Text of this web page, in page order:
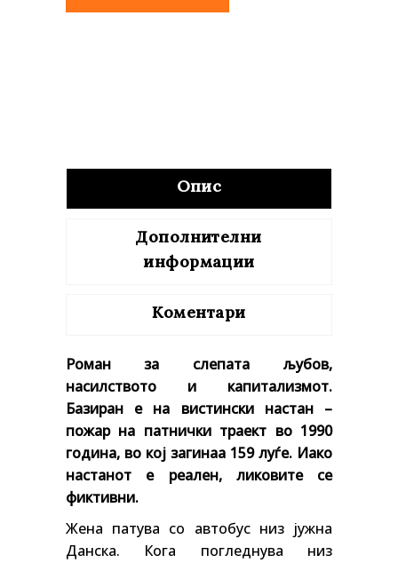
quantity
Опис
Дополнителни
информации
Коментари
Роман за слепата љубов,
насилството и капитализмот.
Базиран е на вистински настан –
пожар на патнички траект во 1990
година, во кој загинаа 159 луѓе. Иако
настанот е реален, ликовите се
фиктивни.
Жена патува со автобус низ јужна
Данска. Кога погледнува низ